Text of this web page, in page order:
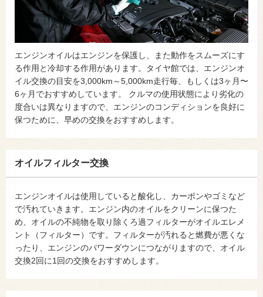
エンジンオイルはエンジンを保護し、また動作をスムーズにす
る作用と冷却する作用があります。タイヤ館では、エンジンオ
イル交換の目安を3,000km～5,000km走行毎、もしくは3ヶ月〜
6ヶ月でおすすめしています。 クルマの使用状態により劣化の
度合いは異なりますので、エンジンのコンディションを良好に
保つために、早めの交換をおすすめします。
オイルフィルター交換
エンジンオイルは使用していると酸化し、カーボンやゴミなど
で汚れていきます。エンジン内のオイルをクリーンに保つた
め、オイルの不純物を取り除くろ過フィルターがオイルエレメ
ント（フィルター）です。フィルターが汚れると燃費が悪くな
ったり、エンジンのパワーダウンにつながりますので、オイル
交換2回に1回の交換をおすすめします。